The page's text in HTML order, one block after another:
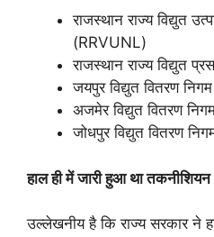
राजस्थान राज्य विद्युत
(RRVUNL)
राजस्थान राज्य विद्युत
जयपुर विद्युत वितरण
अजमेर विद्युत वितरण
जोधपुर विद्युत वितरण
हाल ही में जारी हुआ था तकनीशियन
उल्लेखनीय है कि राज्य सरकार ने